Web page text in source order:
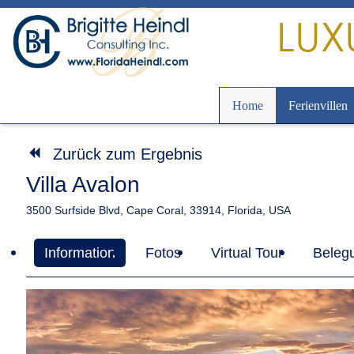
Home Ferienvillen
Zurück zum Ergebnis
Villa Avalon
3500 Surfside Blvd, Cape Coral, 33914, Florida, USA
Information Fotos Virtual Tour